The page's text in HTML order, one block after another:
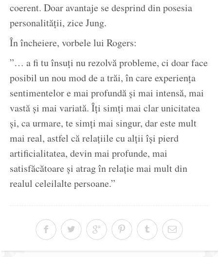
coerent. Doar avantaje se desprind din posesia
personalității, zice Jung.
În încheiere, vorbele lui Rogers:
”… a fi tu însuți nu rezolvă probleme, ci doar face
posibil un nou mod de a trăi, în care experiența
sentimentelor e mai profundă și mai intensă, mai
vastă și mai variată. Îți simți mai clar unicitatea
și, ca urmare, te simți mai singur, dar este mult
mai real, astfel că relațiile cu alții își pierd
artificialitatea, devin mai profunde, mai
satisfăcătoare și atrag în relație mai mult din
realul celeilalte persoane.”